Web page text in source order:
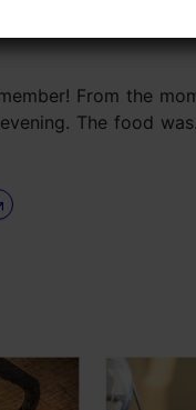
From the
The food